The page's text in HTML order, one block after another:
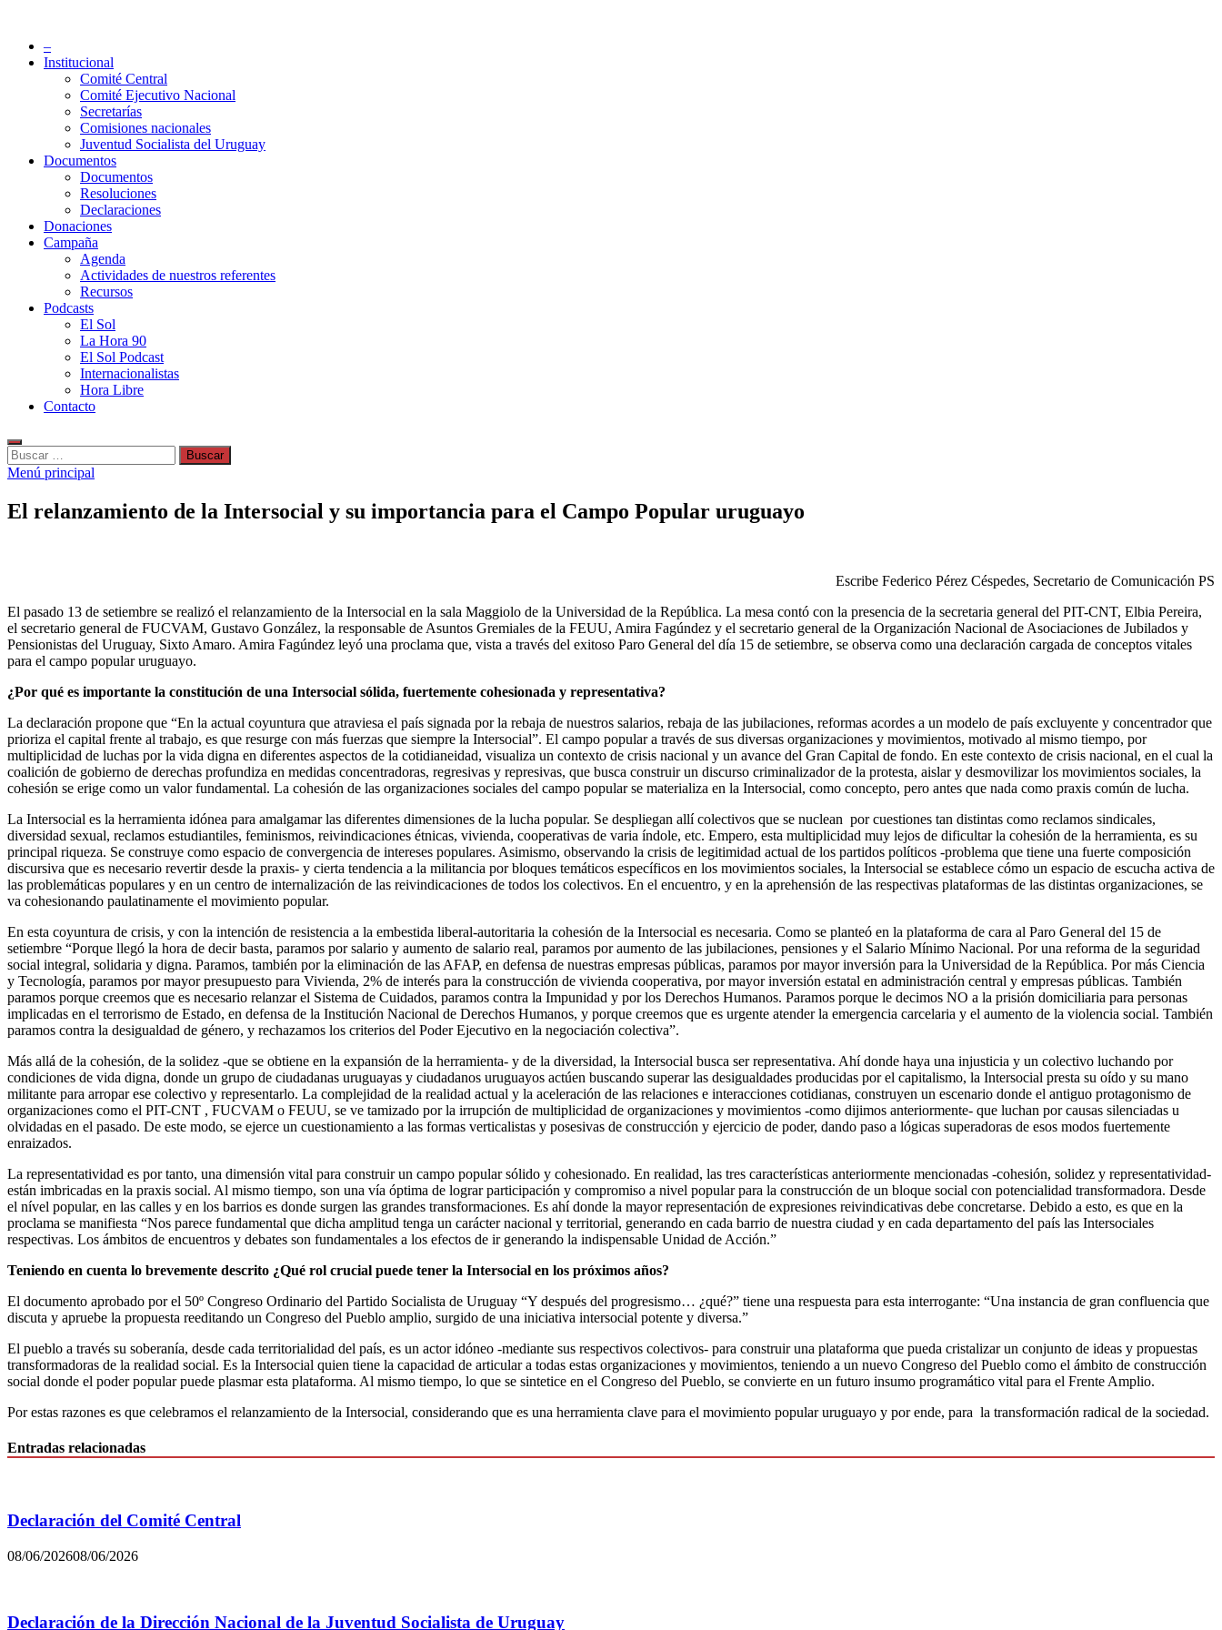
contenido
Partido Socialista de Uruguay
–
Institucional
Comité Central
Comité Ejecutivo Nacional
Secretarías
Comisiones nacionales
Juventud Socialista del Uruguay
Documentos
Documentos
Resoluciones
Declaraciones
Donaciones
Campaña
Agenda
Actividades de nuestros referentes
Recursos
Podcasts
El Sol
La Hora 90
El Sol Podcast
Internacionalistas
Hora Libre
Contacto
Buscar:
Menú principal
El relanzamiento de la Intersocial y su importancia para el Campo Popular uruguayo
Escribe Federico Pérez Céspedes, Secretario de Comunicación PS
El pasado 13 de setiembre se realizó el relanzamiento de la Intersocial en la sala Maggiolo de la Universidad de la República. La mesa contó con la presencia de la secretaria general del PIT-CNT, Elbia Pereira,
el secretario general de FUCVAM, Gustavo González, la responsable de Asuntos Gremiales de la FEUU, Amira Fagúndez y el secretario general de la Organización Nacional de Asociaciones de Jubilados y
Pensionistas del Uruguay, Sixto Amaro. Amira Fagúndez leyó una proclama que, vista a través del exitoso Paro General del día 15 de setiembre, se observa como una declaración cargada de conceptos vitales
para el campo popular uruguayo.
¿Por qué es importante la constitución de una Intersocial sólida, fuertemente cohesionada y representativa?
La declaración propone que “En la actual coyuntura que atraviesa el país signada por la rebaja de nuestros salarios, rebaja de las jubilaciones, reformas acordes a un modelo de país excluyente y concentrador que
prioriza el capital frente al trabajo, es que resurge con más fuerzas que siempre la Intersocial”. El campo popular a través de sus diversas organizaciones y movimientos, motivado al mismo tiempo, por
multiplicidad de luchas por la vida digna en diferentes aspectos de la cotidianeidad, visualiza un contexto de crisis nacional y un avance del Gran Capital de fondo. En este contexto de crisis nacional, en el cual la
coalición de gobierno de derechas profundiza en medidas concentradoras, regresivas y represivas, que busca construir un discurso criminalizador de la protesta, aislar y desmovilizar los movimientos sociales, la
cohesión se erige como un valor fundamental. La cohesión de las organizaciones sociales del campo popular se materializa en la Intersocial, como concepto, pero antes que nada como praxis común de lucha.
La Intersocial es la herramienta idónea para amalgamar las diferentes dimensiones de la lucha popular. Se despliegan allí colectivos que se nuclean por cuestiones tan distintas como reclamos sindicales,
diversidad sexual, reclamos estudiantiles, feminismos, reivindicaciones étnicas, vivienda, cooperativas de varia índole, etc. Empero, esta multiplicidad muy lejos de dificultar la cohesión de la herramienta, es su
principal riqueza. Se construye como espacio de convergencia de intereses populares. Asimismo, observando la crisis de legitimidad actual de los partidos políticos -problema que tiene una fuerte composición
discursiva que es necesario revertir desde la praxis- y cierta tendencia a la militancia por bloques temáticos específicos en los movimientos sociales, la Intersocial se establece cómo un espacio de escucha activa de
las problemáticas populares y en un centro de internalización de las reivindicaciones de todos los colectivos. En el encuentro, y en la aprehensión de las respectivas plataformas de las distintas organizaciones, se
va cohesionando paulatinamente el movimiento popular.
En esta coyuntura de crisis, y con la intención de resistencia a la embestida liberal-autoritaria la cohesión de la Intersocial es necesaria. Como se planteó en la plataforma de cara al Paro General del 15 de
setiembre “Porque llegó la hora de decir basta, paramos por salario y aumento de salario real, paramos por aumento de las jubilaciones, pensiones y el Salario Mínimo Nacional. Por una reforma de la seguridad
social integral, solidaria y digna. Paramos, también por la eliminación de las AFAP, en defensa de nuestras empresas públicas, paramos por mayor inversión para la Universidad de la República. Por más Ciencia
y Tecnología, paramos por mayor presupuesto para Vivienda, 2% de interés para la construcción de vivienda cooperativa, por mayor inversión estatal en administración central y empresas públicas. También
paramos porque creemos que es necesario relanzar el Sistema de Cuidados, paramos contra la Impunidad y por los Derechos Humanos. Paramos porque le decimos NO a la prisión domiciliaria para personas
implicadas en el terrorismo de Estado, en defensa de la Institución Nacional de Derechos Humanos, y porque creemos que es urgente atender la emergencia carcelaria y el aumento de la violencia social. También
paramos contra la desigualdad de género, y rechazamos los criterios del Poder Ejecutivo en la negociación colectiva”.
Más allá de la cohesión, de la solidez -que se obtiene en la expansión de la herramienta- y de la diversidad, la Intersocial busca ser representativa. Ahí donde haya una injusticia y un colectivo luchando por
condiciones de vida digna, donde un grupo de ciudadanas uruguayas y ciudadanos uruguayos actúen buscando superar las desigualdades producidas por el capitalismo, la Intersocial presta su oído y su mano
militante para arropar ese colectivo y representarlo. La complejidad de la realidad actual y la aceleración de las relaciones e interacciones cotidianas, construyen un escenario donde el antiguo protagonismo de
organizaciones como el PIT-CNT , FUCVAM o FEUU, se ve tamizado por la irrupción de multiplicidad de organizaciones y movimientos -como dijimos anteriormente- que luchan por causas silenciadas u
olvidadas en el pasado. De este modo, se ejerce un cuestionamiento a las formas verticalistas y posesivas de construcción y ejercicio de poder, dando paso a lógicas superadoras de esos modos fuertemente
enraizados.
La representatividad es por tanto, una dimensión vital para construir un campo popular sólido y cohesionado. En realidad, las tres características anteriormente mencionadas -cohesión, solidez y representatividad-
están imbricadas en la praxis social. Al mismo tiempo, son una vía óptima de lograr participación y compromiso a nivel popular para la construcción de un bloque social con potencialidad transformadora. Desde
el nível popular, en las calles y en los barrios es donde surgen las grandes transformaciones. Es ahí donde la mayor representación de expresiones reivindicativas debe concretarse. Debido a esto, es que en la
proclama se manifiesta “Nos parece fundamental que dicha amplitud tenga un carácter nacional y territorial, generando en cada barrio de nuestra ciudad y en cada departamento del país las Intersociales
respectivas. Los ámbitos de encuentros y debates son fundamentales a los efectos de ir generando la indispensable Unidad de Acción.”
Teniendo en cuenta lo brevemente descrito ¿Qué rol crucial puede tener la Intersocial en los próximos años?
El documento aprobado por el 50º Congreso Ordinario del Partido Socialista de Uruguay “Y después del progresismo… ¿qué?” tiene una respuesta para esta interrogante: “Una instancia de gran confluencia que
discuta y apruebe la propuesta reeditando un Congreso del Pueblo amplio, surgido de una iniciativa intersocial potente y diversa.”
El pueblo a través su soberanía, desde cada territorialidad del país, es un actor idóneo -mediante sus respectivos colectivos- para construir una plataforma que pueda cristalizar un conjunto de ideas y propuestas
transformadoras de la realidad social. Es la Intersocial quien tiene la capacidad de articular a todas estas organizaciones y movimientos, teniendo a un nuevo Congreso del Pueblo como el ámbito de construcción
social donde el poder popular puede plasmar esta plataforma. Al mismo tiempo, lo que se sintetice en el Congreso del Pueblo, se convierte en un futuro insumo programático vital para el Frente Amplio.
Por estas razones es que celebramos el relanzamiento de la Intersocial, considerando que es una herramienta clave para el movimiento popular uruguayo y por ende, para la transformación radical de la sociedad.
Entradas relacionadas
Declaración del Comité Central
08/06/202608/06/2026
Declaración de la Dirección Nacional de la Juventud Socialista de Uruguay